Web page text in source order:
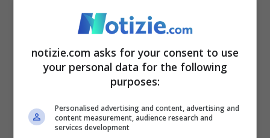
istituzionali come fondi pensionistici o
assicurativi; la seconda aperta anche ai
piccoli risparmiatori.
notizie.com asks for your consent to use
your personal data for the following
purposes:
Personalised advertising and content, advertising and
content measurement, audience research and
services development